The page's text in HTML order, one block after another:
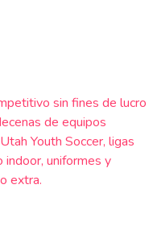
sin fines de lucro
de equipos
Youth Soccer, ligas
uniformes y
extra.